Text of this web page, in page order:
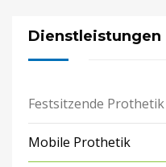
Dienstleistungen
Festsitzende Prothetik
Mobile Prothetik